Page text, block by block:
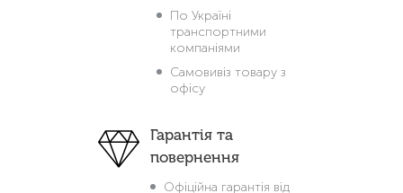
По Україні
транспортними
компаніями
Самовивіз товару з
офісу
Гарантія та
повернення
Офіційна гарантія від